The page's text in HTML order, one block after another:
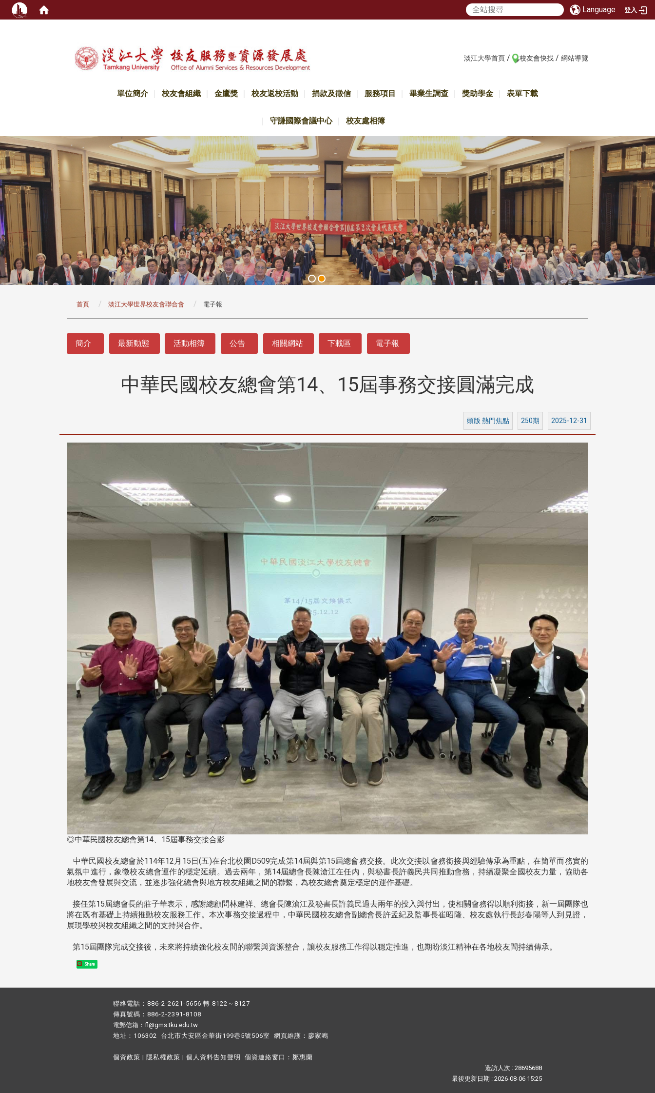
Language 登入
淡江大學首頁 / 校友會快找 / 網站導覽
單位簡介 校友會組織 金鷹獎 校友返校活動 捐款及徵信 服務項目 畢業生調查 獎助學金 表單下載
守謙國際會議中心 校友處相簿
首頁 淡江大學世界校友會聯合會 電子報
簡介 最新動態 活動相簿 公告 相關網站 下載區 電子報
中華民國校友總會第14、15屆事務交接圓滿完成
頭版 熱門焦點 250期 2025-12-31
◎中華民國校友總會第14、15屆事務交接合影
中華民國校友總會於114年12月15日(五)在台北校園D509完成第14屆與第15屆總會務交接。此次交接以會務銜接與經驗傳承為重點，在簡單而務實的
氣氛中進行，象徵校友總會運作的穩定延續。過去兩年，第14屆總會長陳滄江在任內，與秘書長許義民共同推動會務，持續凝聚全國校友力量，協助各
地校友會發展與交流，並逐步強化總會與地方校友組織之間的聯繫，為校友總會奠定穩定的運作基礎。
接任第15屆總會長的莊子華表示，感謝總顧問林建祥、總會長陳滄江及秘書長許義民過去兩年的投入與付出，使相關會務得以順利銜接，新一屆團隊也
將在既有基礎上持續推動校友服務工作。本次事務交接過程中，中華民國校友總會副總會長許孟紀及監事長崔昭隆、校友處執行長彭春陽等人到見證，
展現學校與校友組織之間的支持與合作。
第15屆團隊完成交接後，未來將持續強化校友間的聯繫與資源整合，讓校友服務工作得以穩定推進，也期盼淡江精神在各地校友間持續傳承。
Share
聯絡電話：886-2-2621-5656 轉 8122～8127
傳真號碼：886-2-2391-8108
電郵信箱：fl@gms.tku.edu.tw
地址：106302 台北市大安區金華街199巷5號506室 網頁維護： 廖家鳴​
個資政策 | 隱私權政策 | 個人資料告知聲明 個資連絡窗口： 鄭惠蘭
造訪人次 : 28695688
最後更新日期 : 2026-08-06 15:25